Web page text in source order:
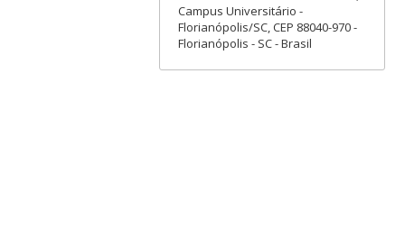
Campus Universitário -
Florianópolis/SC, CEP 88040-970 -
Florianópolis - SC - Brasil